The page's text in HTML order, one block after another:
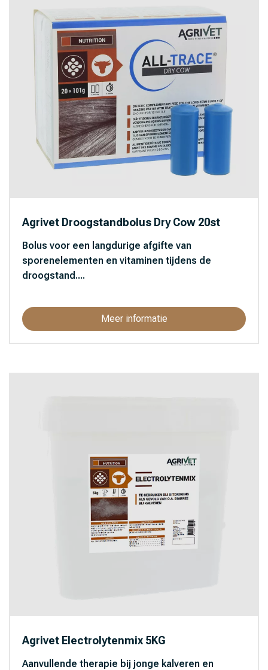
Agrivet Droogstandbolus Dry Cow 20st
Bolus voor een langdurige afgifte van
sporenelementen en vitaminen tijdens de
droogstand....
Meer informatie
Agrivet Electrolytenmix 5KG
Aanvullende therapie bij jonge kalveren en